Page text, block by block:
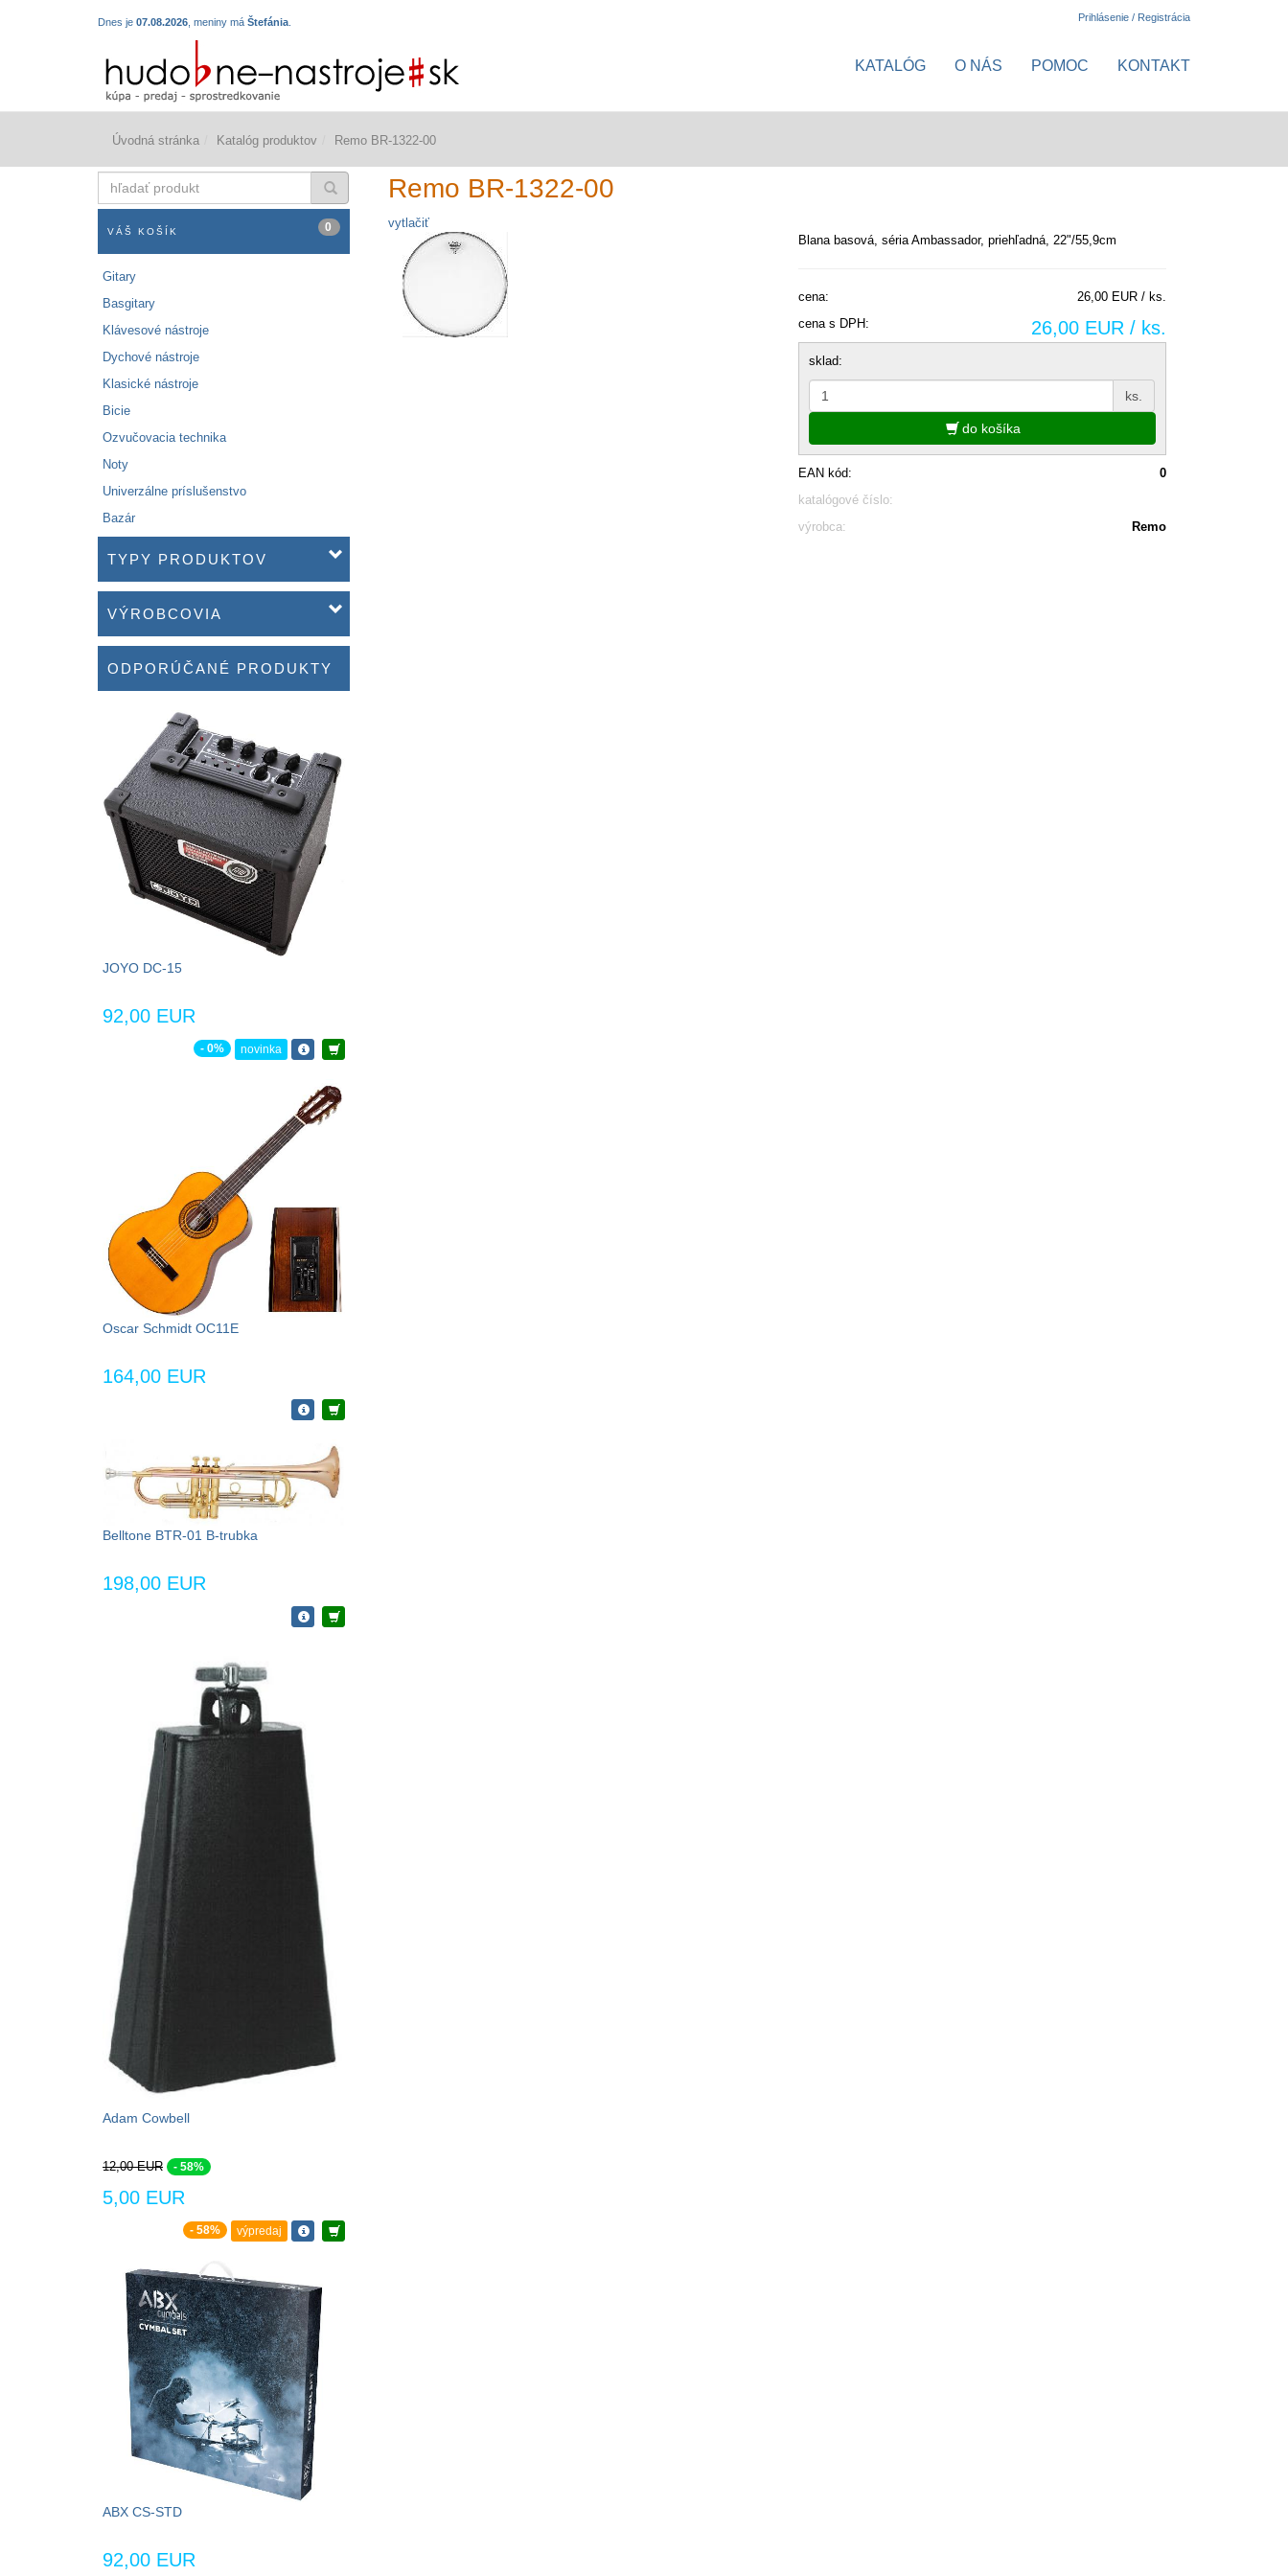
Dnes je 07.08.2026 , meniny má Štefánia Prihlásenie / Registrácia
KATALÓG O NÁS POMOC KONTAKT
Úvodná stránka Katalóg produktov Remo BR-1322-00
produkt
VÁŠ KOŠÍK 0
Gitary
Basgitary
Klávesové nástroje
Dychové nástroje
Klasické nástroje
Bicie
Ozvučovacia technika
Noty
Univerzálne príslušenstvo
Bazár
TYPY PRODUKTOV
VÝROBCOVIA
ODPORÚČANÉ PRODUKTY
JOYO DC-15
92,00 EUR
- 0% novinka
Oscar Schmidt OC11E
164,00 EUR
Belltone BTR-01 B-trubka
198,00 EUR
Adam Cowbell
12,00 EUR - 58%
5,00 EUR
- 58% výpredaj
ABX CS-STD
92,00 EUR
Remo BR-1322-00
vytlačiť
Blana basová, séria Ambassador, priehľadná, 22"/55,9cm
cena:
26,00 EUR / ks.
cena s DPH:
26,00 EUR / ks.
sklad:
ks.
do košíka
EAN kód:
0
katalógové číslo:
výrobca:
Remo